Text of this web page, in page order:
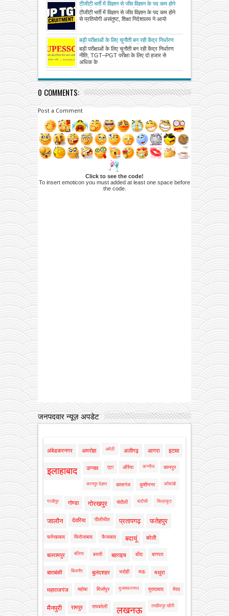
टीजीटी भर्ती में विज्ञान से जीव विज्ञान के पद कम होने
से प्रतियोगी असंतुष्ट, शिक्षा निदेशालय ने आयोग को
आनलाइन भेजा है 17,740 पदों का अधियाचन
टीजीटी भर्ती में विज्ञान से जीव विज्ञान के पद कम होने
से प्रतियोगी असंतुष्ट, शिक्षा निदेशालय ने आयो
बड़ी परीक्षाओं के लिए चुनौती बन रही केंद्र निर्धारण
नीति, TGT–PGT परीक्षा के लिए दो हजार से
अधिक केंद्रों की पड़ेगी जरूरत
बड़ी परीक्षाओं के लिए चुनौती बन रही केंद्र निर्धारण
नीति, TGT–PGT परीक्षा के लिए दो हजार से
अधिक के
0 COMMENTS:
Post a Comment
Click to see the code!
To insert emoticon you must added at least one space before
the code.
जनपदवार न्यूज़ अपडेट
अंबेडकरनगर अमरोहा अमेठी अलीगढ़ आगरा इटावा
इलाहाबाद उन्नाव एटा औरैया कन्नौज कानपुर
कानपुर देहात कासगंज कुशीनगर कौशांबी
गाजीपुर गोण्डा गोरखपुर चंदौली चंदौसी चित्रकूट
जालौन देवरिया पीलीभीत प्रतापगढ़ फतेहपुर
फर्रुखाबाद फिरोजाबाद फैजाबाद बदायूं बरेली
बलरामपुर बलिया बस्ती बहराइच बाँदा बागपत
बाराबंकी बिजनौर बुलंदशहर भदोही मऊ मथुरा
महाराजगंज महोबा मिर्जापुर मुजफ्फरनगर मुरादाबाद मेरठ
मैनपुरी रामपुर रायबरेली लखनऊ लखीमपुर खीरी